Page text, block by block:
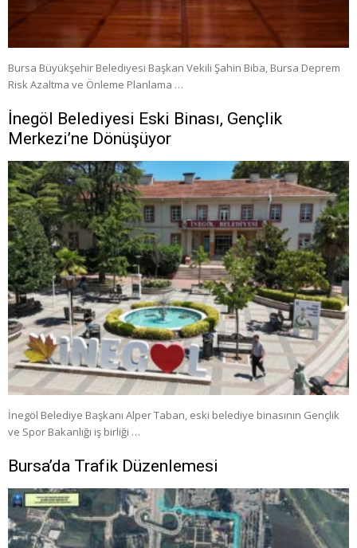
Bursa Büyükşehir Belediyesi Başkan Vekili Şahin Biba, Bursa Deprem
Risk Azaltma ve Önleme Planlama …
İnegöl Belediyesi Eski Binası, Gençlik
Merkezi’ne Dönüşüyor
İnegöl Belediye Başkanı Alper Taban, eski belediye binasının Gençlik
ve Spor Bakanlığı iş birliği …
Bursa’da Trafik Düzenlemesi